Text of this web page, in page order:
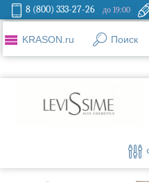
8 (800) 333-27-26 до 19:00
KRASON.ru Поиск